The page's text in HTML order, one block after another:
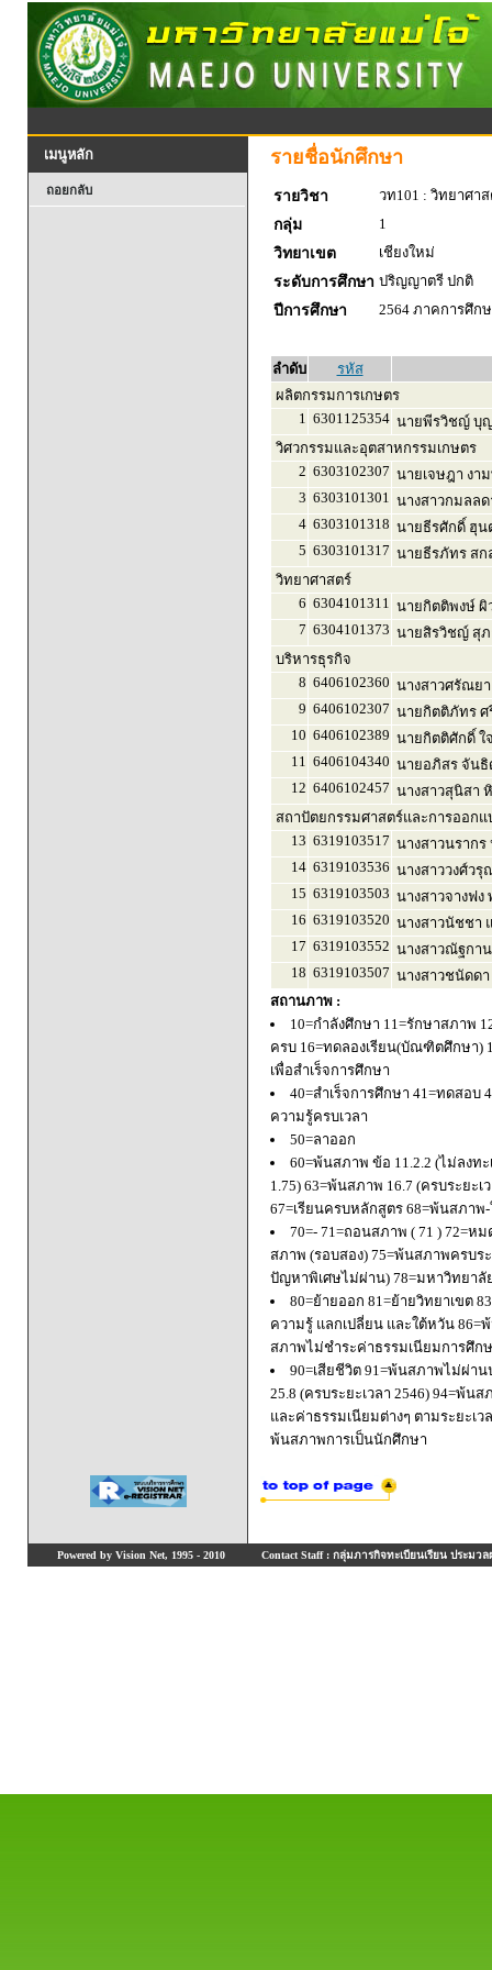
เมนูหลัก
ถอยกลับ
รายชื่อนักศึกษา
รายวิชา
วท101 : วิทยาศา
กลุ่ม
1
วิทยาเขต
เชียงใหม่
ระดับการศึกษา ปริญญาตรี ปกติ
ปีการศึกษา
2564 ภาคการศึก
ลำดับ
รหัส
ผลิตกรรมการเกษตร
1 6301125354 นายพีรวิชญ์ บุญ
วิศวกรรมและอุตสาหกรรมเกษตร
2 6303102307 นายเจษฎา งา
3 6303101301 นางสาวกมลลด
4 6303101318 นายธีรศักดิ์ ฮุน
5 6303101317 นายธีรภัทร ส
วิทยาศาสตร์
6 6304101311 นายกิตติพงษ์ ผิ
7 6304101373 นายสิรวิชญ์ สุ
บริหารธุรกิจ
8 6406102360 นางสาวศรัณย
9 6406102307 นายกิตติภัทร ศ
10 6406102389 นายกิตติศักดิ์ ใ
11 6406104340 นายอภิสร จันธิ
12 6406102457 นางสาวสุนิสา
สถาปัตยกรรมศาสตร์และการออก
13 6319103517 นางสาวนราก
14 6319103536 นางสาววงศ์ว
15 6319103503 นางสาวจางฟง
16 6319103520 นางสาวนัชชา
17 6319103552 นางสาวณัฐกา
18 6319103507 นางสาวชนัดดา
สถานภาพ :
10=กำลังศึกษา 11=รักษาสภาพ
ครบ 16=ทดลองเรียน(บัณฑิตศึกษา)
เพื่อสำเร็จการศึกษา
40=สำเร็จการศึกษา 41=ทดสอบ
ความรู้ครบเวลา
50=ลาออก
60=พ้นสภาพ ข้อ 11.2.2 (ไม่ลงท
1.75) 63=พ้นสภาพ 16.7 (ครบระยะ
67=เรียนครบหลักสูตร 68=พ้นสภา
70=- 71=ถอนสภาพ ( 71 ) 72=
สภาพ (รอบสอง) 75=พ้นสภาพครบ
ปัญหาพิเศษไม่ผ่าน) 78=มหาวิทยา
80=ย้ายออก 81=ย้ายวิทยาเขต
ความรู้ แลกเปลี่ยน และใต้หวัน
สภาพไม่ชำระค่าธรรมเนียมการศึก
90=เสียชีวิต 91=พ้นสภาพไม่ผ่า
25.8 (ครบระยะเวลา 2546) 94=พ้
และค่าธรรมเนียมต่างๆ ตามระยะเ
พ้นสภาพการเป็นนักศึกษา
Powered by Vision Net, 1995 - 2010 Contact Staff : กลุ่มภารกิจทะเบียนเรียน ประมวล